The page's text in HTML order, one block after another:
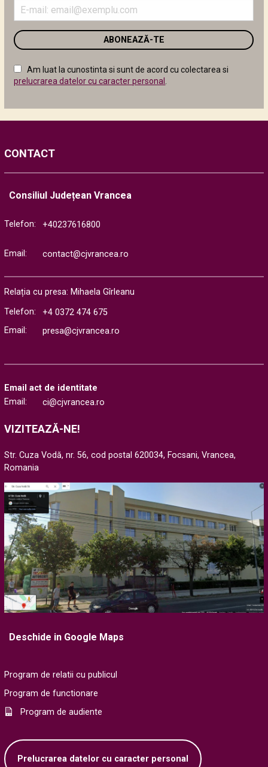
adresa
email
în
următor
Am luat la cunostinta si sunt de acord cu colectarea si
prelucrarea datelor cu caracter personal .
CONTACT
Consiliul Județean Vrancea
Telefon: +40237616800
Email: contact@cjvrancea.ro
Relația cu presa: Mihaela Gîrleanu
Telefon:
+4 0372 474 675
Email:
presa@cjvrancea.ro
Email act de identitate
Email:
ci@cjvrancea.ro
VIZITEAZĂ-NE!
Str. Cuza Vodă, nr. 56, cod postal 620034, Focsani, Vrancea,
Romania
Deschide in Google Maps
Program de relatii cu publicul
Program de functionare
Program de audiente
Prelucrarea datelor cu caracter personal